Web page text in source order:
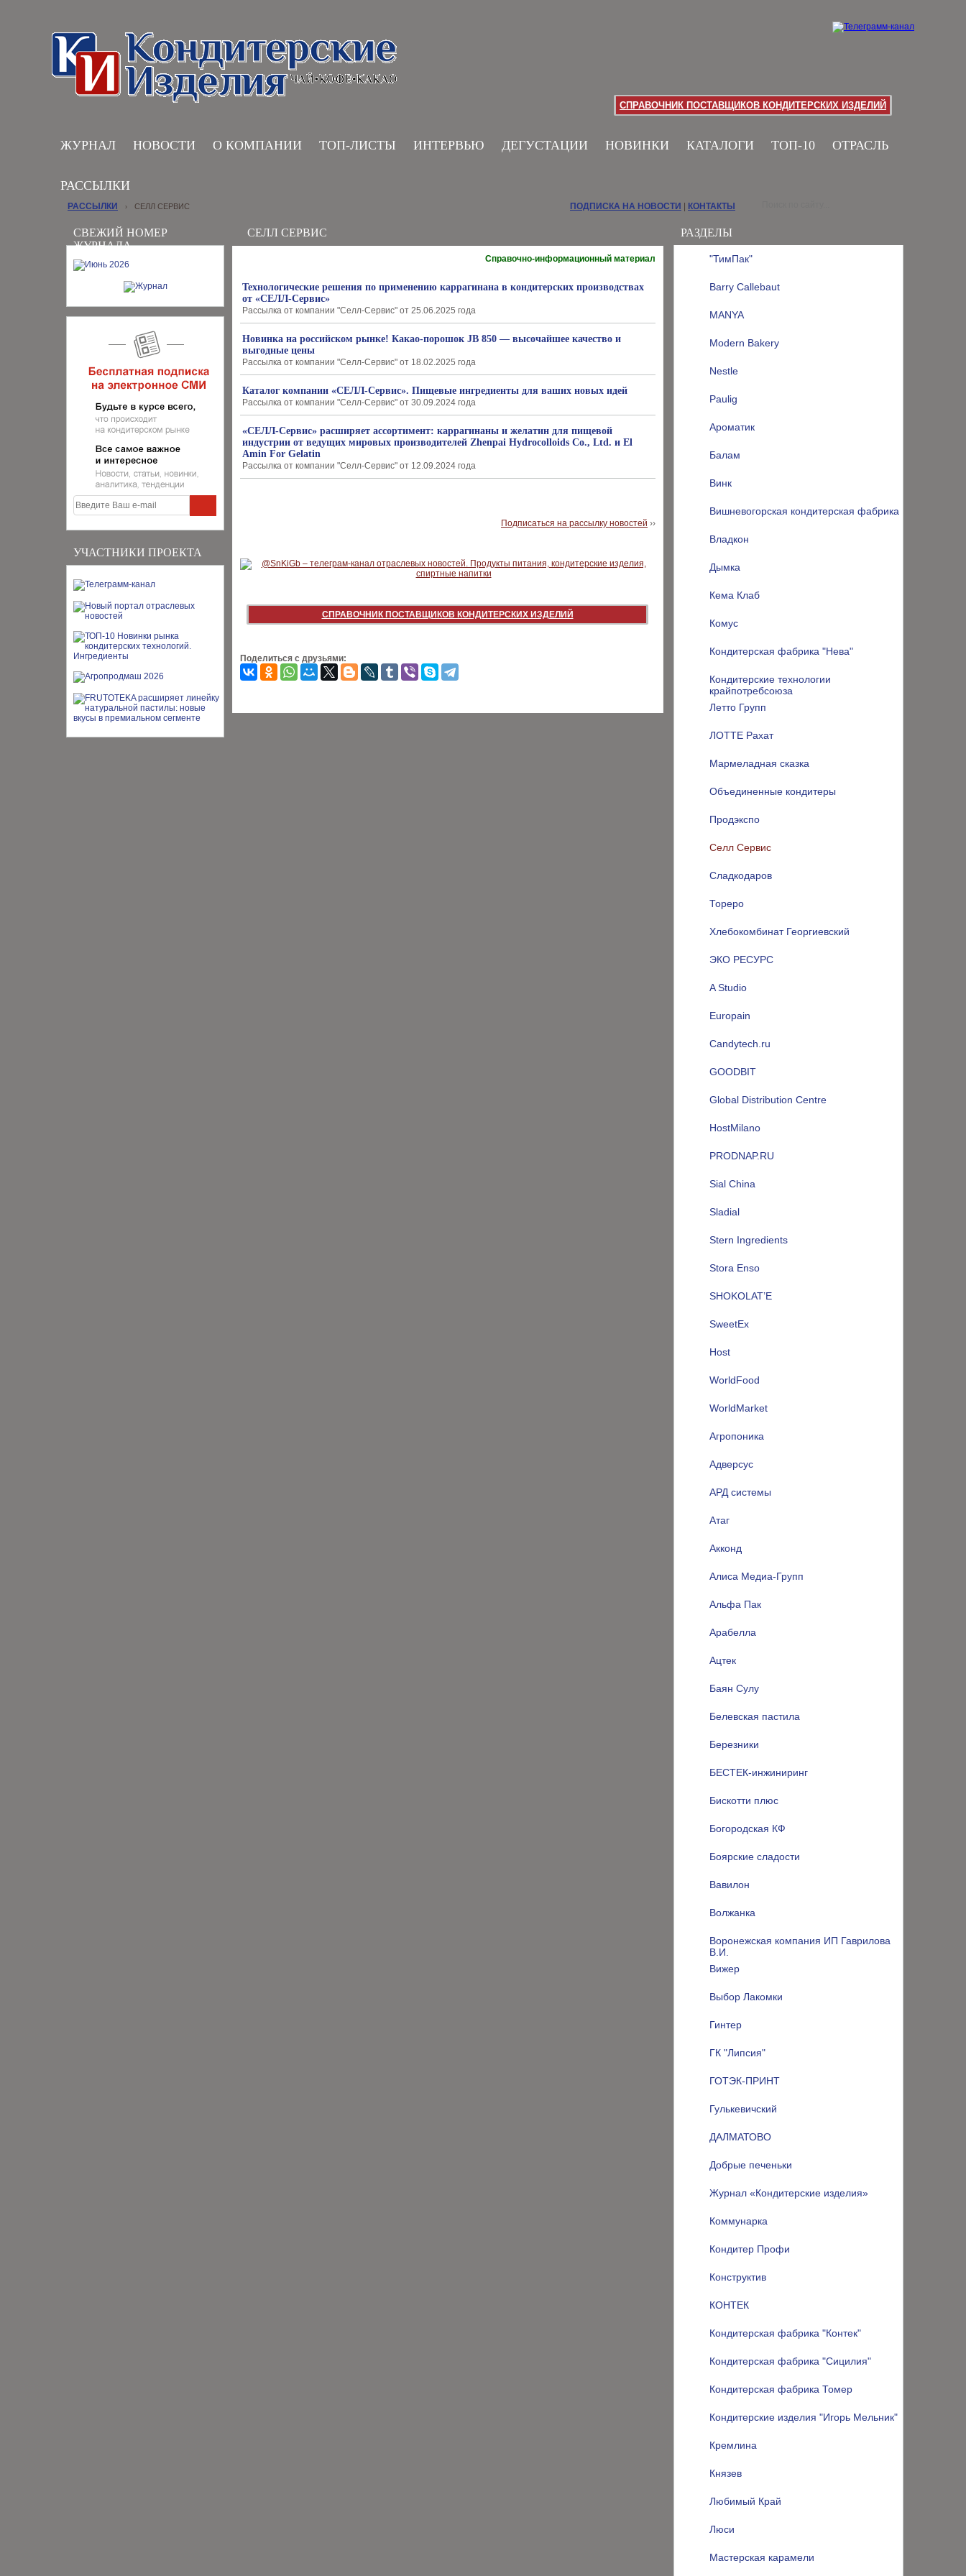
СПРАВОЧНИК ПОСТАВЩИКОВ КОНДИТЕРСКИХ ИЗДЕЛИЙ
ЖУРНАЛ НОВОСТИ О КОМПАНИИ ТОП-ЛИСТЫ ИНТЕРВЬЮ ДЕГУСТАЦИИ НОВИНКИ КАТАЛОГИ ТОП-10 ОТРАСЛЬ
РАССЫЛКИ
СВЕЖИЙ НОМЕР
ЖУРНАЛА
УЧАСТНИКИ ПРОЕКТА
РАЗДЕЛЫ
"ТимПак"
Barry Callebaut
MANYA
Modern Bakery
Nestle
Paulig
Ароматик
Балам
Винк
Вишневогорская кондитерская фабрика
Владкон
Дымка
Кема Клаб
Комус
Кондитерская фабрика "Нева"
Кондитерские технологии
крайпотребсоюза
Летто Групп
ЛОТТЕ Рахат
Мармеладная сказка
Объединенные кондитеры
Продэкспо
Селл Сервис
Сладкодаров
Тореро
Хлебокомбинат Георгиевский
ЭКО РЕСУРС
A Studio
Europain
Candytech.ru
GOODBIT
Global Distribution Centre
HostMilano
PRODNAP.RU
Sial China
Sladial
Stern Ingredients
Stora Enso
SHOKOLAT’E
SweetEx
Host
WorldFood
WorldMarket
Агропоника
Адверсус
АРД системы
Атаг
Акконд
Алиса Медиа-Групп
Альфа Пак
Арабелла
Ацтек
Баян Сулу
Белевская пастила
Березники
БЕСТЕК-инжиниринг
Бискотти плюс
Богородская КФ
Боярские сладости
Вавилон
Волжанка
Воронежская компания ИП Гаврилова
В.И.
Вижер
Выбор Лакомки
Гинтер
ГК "Липсия"
ГОТЭК-ПРИНТ
Гулькевичский
ДАЛМАТОВО
Добрые печеньки
Журнал «Кондитерские изделия»
Коммунарка
Кондитер Профи
Конструктив
КОНТЕК
Кондитерская фабрика "Контек"
Кондитерская фабрика "Сицилия"
Кондитерская фабрика Томер
Кондитерские изделия "Игорь Мельник"
Кремлина
Князев
Любимый Край
Люси
Мастерская карамели
РАССЫЛКИ › СЕЛЛ СЕРВИС ПОДПИСКА НА НОВОСТИ КОНТАКТЫ
СЕЛЛ СЕРВИС
Справочно-информационный материал
Технологические решения по применению каррагинана в кондитерских производствах
от «СЕЛЛ-Сервис»
Рассылка от компании "Селл-Сервис" от 25.06.2025 года
Новинка на российском рынке! Какао-порошок JB 850 — высочайшее качество и
выгодные цены
Рассылка от компании "Селл-Сервис" от 18.02.2025 года
Каталог компании «СЕЛЛ-Сервис». Пищевые ингредиенты для ваших новых идей
Рассылка от компании "Селл-Сервис" от 30.09.2024 года
«СЕЛЛ-Сервис» расширяет ассортимент: каррагинаны и желатин для пищевой
индустрии от ведущих мировых производителей Zhenpai Hydrocolloids Co., Ltd. и El
Amin For Gelatin
Рассылка от компании "Селл-Сервис" от 12.09.2024 года
Подписаться на рассылку новостей ››
СПРАВОЧНИК ПОСТАВЩИКОВ КОНДИТЕРСКИХ ИЗДЕЛИЙ
Поделиться с друзьями: